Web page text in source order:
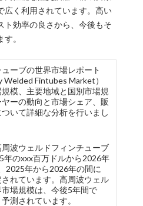
広く利用されています。高い
ト効率の良さから、今後もそ
。
ーブの世界市場レポート
Welded Fintubes Market）
模、主要地域と国別市場規
ーの動向と市場シェア、販
いて詳細な分析を行いまし
波ウェルドフィンチューブ
年のxxx百万ドルから2026年
2025年から2026年の間に
れています。高周波ウェル
場規模は、今後5年間で
測されています。